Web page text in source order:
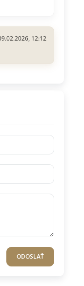
12:12
ODOSLAŤ